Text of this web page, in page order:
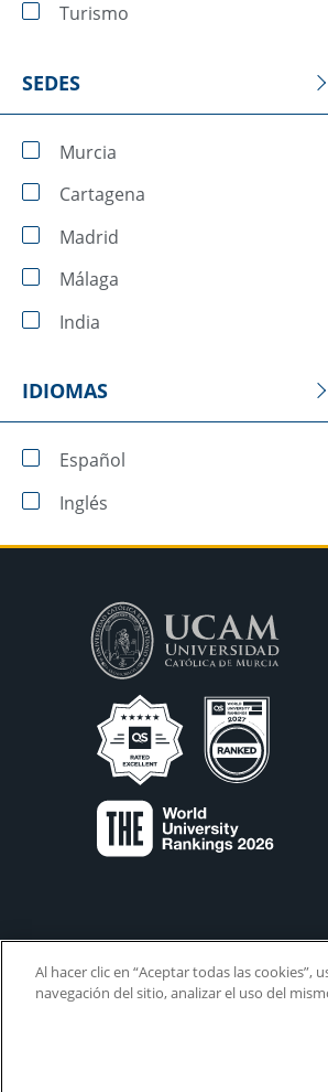
Turismo
SEDES
Murcia
Cartagena
Madrid
Málaga
India
IDIOMAS
Español
Inglés
Al hacer clic en “Aceptar todas las
navegación del sitio, analizar el uso del